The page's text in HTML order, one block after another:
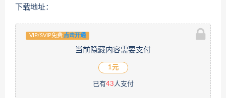
下载地址：
VIP/SVIP免费 点击开通
当前隐藏内容需要支付
1元
已有43人支付